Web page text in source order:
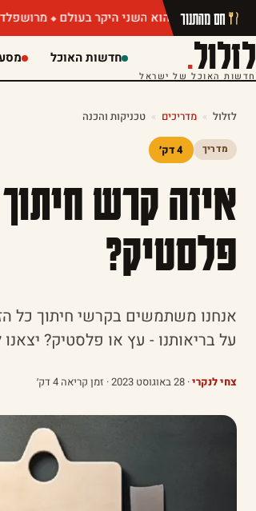
מרושפלד בנתניה חם מהתנור
לזלול.
חדשות האוכל של ישראל
חדשות האוכל
לזלול » מדריכים » טכניקות והכנה
מדריך 4 דק׳
איזה קרש
פלסטיק?
אנחנו משתמשים בקרשי חיתוך כל
על בריאותנו - עץ או פלסטיק? יצאנו
צחי לנקרי· 28 באוגוסט 2023 · זמן קריאה 4 דק׳